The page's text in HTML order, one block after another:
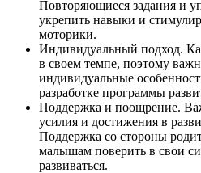
Повторяющиеся задания и
укрепить навыки и
моторики.
Индивидуальный подход.
в своем темпе, поэтому
индивидуальные
разработке программы
Поддержка и поощрение.
усилия и достижения в
Поддержка со стороны
малышам поверить в свои
развиваться.